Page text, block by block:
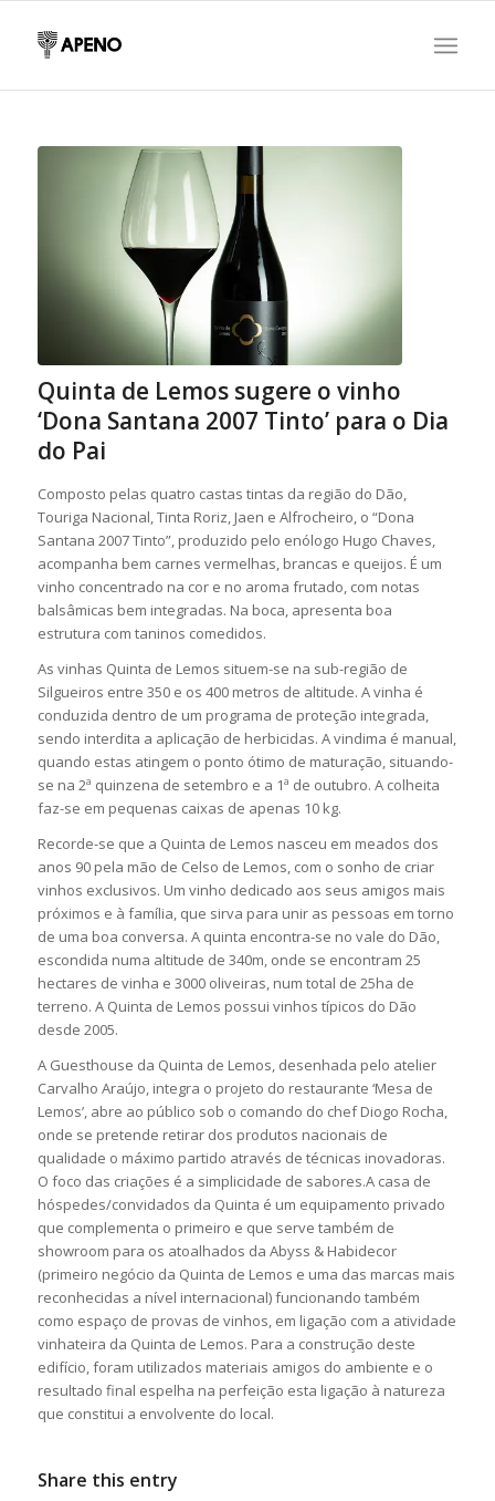
Quinta de Lemos sugere o vinho
‘Dona Santana 2007 Tinto’ para o Dia
do Pai
Composto pelas quatro castas tintas da região do Dão,
Touriga Nacional, Tinta Roriz, Jaen e Alfrocheiro, o “Dona
Santana 2007 Tinto”, produzido pelo enólogo Hugo Chaves,
acompanha bem carnes vermelhas, brancas e queijos. É um
vinho concentrado na cor e no aroma frutado, com notas
balsâmicas bem integradas. Na boca, apresenta boa
estrutura com taninos comedidos.
As vinhas Quinta de Lemos situem-se na sub-região de
Silgueiros entre 350 e os 400 metros de altitude. A vinha é
conduzida dentro de um programa de proteção integrada,
sendo interdita a aplicação de herbicidas. A vindima é manual,
quando estas atingem o ponto ótimo de maturação, situando-
se na 2ª quinzena de setembro e a 1ª de outubro. A colheita
faz-se em pequenas caixas de apenas 10 kg.
Recorde-se que a Quinta de Lemos nasceu em meados dos
anos 90 pela mão de Celso de Lemos, com o sonho de criar
vinhos exclusivos. Um vinho dedicado aos seus amigos mais
próximos e à família, que sirva para unir as pessoas em torno
de uma boa conversa. A quinta encontra-se no vale do Dão,
escondida numa altitude de 340m, onde se encontram 25
hectares de vinha e 3000 oliveiras, num total de 25ha de
terreno. A Quinta de Lemos possui vinhos típicos do Dão
desde 2005.
A Guesthouse da Quinta de Lemos, desenhada pelo atelier
Carvalho Araújo, integra o projeto do restaurante ‘Mesa de
Lemos’, abre ao público sob o comando do chef Diogo Rocha,
onde se pretende retirar dos produtos nacionais de
qualidade o máximo partido através de técnicas inovadoras.
O foco das criações é a simplicidade de sabores.A casa de
hóspedes/convidados da Quinta é um equipamento privado
que complementa o primeiro e que serve também de
showroom para os atoalhados da Abyss & Habidecor
(primeiro negócio da Quinta de Lemos e uma das marcas mais
reconhecidas a nível internacional) funcionando também
como espaço de provas de vinhos, em ligação com a atividade
vinhateira da Quinta de Lemos. Para a construção deste
edifício, foram utilizados materiais amigos do ambiente e o
resultado final espelha na perfeição esta ligação à natureza
que constitui a envolvente do local.
Share this entry